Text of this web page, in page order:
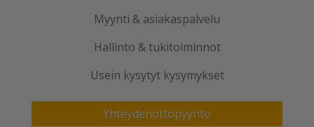
Myynti & asiakaspalvelu
Hallinto & tukitoiminnot
Usein kysytyt kysymykset
Yhteydenottopyyntö